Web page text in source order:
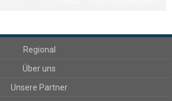
Regional
Über uns
Unsere Partner